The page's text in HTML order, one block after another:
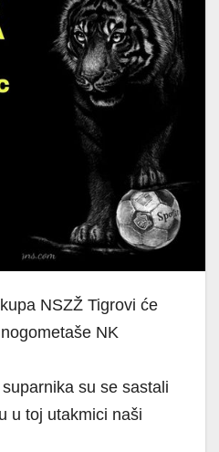
NSZŽ Tigrovi će
NK
su se sastali
u toj utakmici naši